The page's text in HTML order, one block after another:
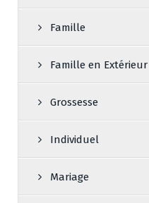
Famille
Famille en Extérieur
Grossesse
Individuel
Mariage